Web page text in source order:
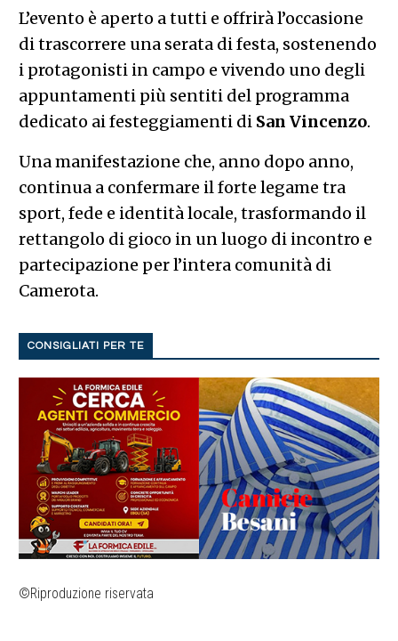
L’evento è aperto a tutti e offrirà l’occasione
di trascorrere una serata di festa, sostenendo
i protagonisti in campo e vivendo uno degli
appuntamenti più sentiti del programma
dedicato ai festeggiamenti di San Vincenzo.
Una manifestazione che, anno dopo anno,
continua a confermare il forte legame tra
sport, fede e identità locale, trasformando il
rettangolo di gioco in un luogo di incontro e
partecipazione per l’intera comunità di
Camerota.
CONSIGLIATI PER TE
©Riproduzione riservata